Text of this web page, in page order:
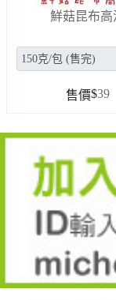
鮮菇昆布高湯
售價$39